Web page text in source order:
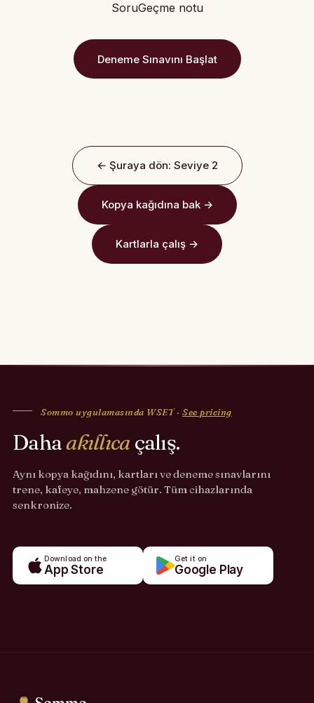
SoruGeçme notu
Deneme Sınavını Başlat
← Şuraya dön: Seviye 2
Kopya kağıdına bak →
Kartlarla çalış →
Sommo uygulamasında WSET ·See pricing
Dahaakıllıca çalış.
Aynı kopya kağıdını, kartları ve deneme sınavlarını
trene, kafeye, mahzene götür. Tüm cihazlarında
senkronize.
Download on the
App Store
Get it on
Google Play